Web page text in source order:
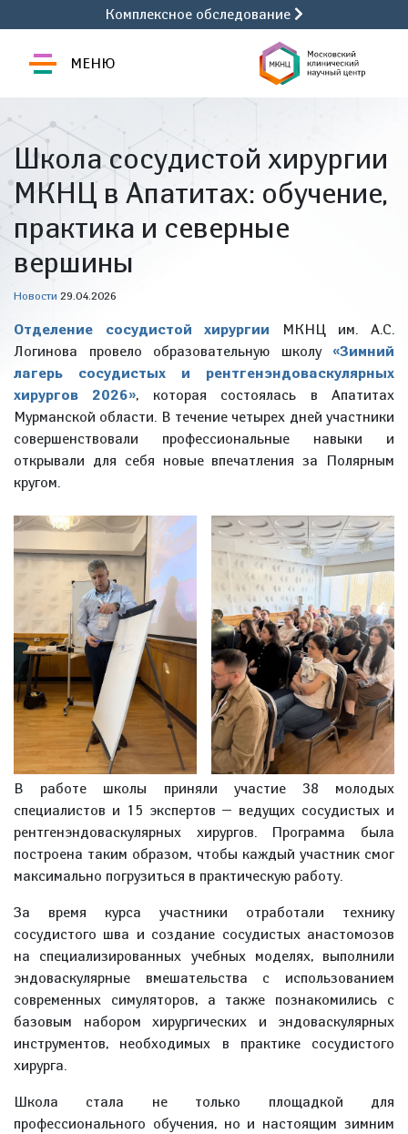
Комплексное обследование
МЕНЮ
Школа сосудистой хирургии
МКНЦ в Апатитах: обучение,
практика и северные
вершины
Новости 29.04.2026
Отделение сосудистой хирургии МКНЦ им. А.С.
Логинова провело образовательную школу «Зимний
лагерь сосудистых и рентгенэндоваскулярных
хирургов 2026», которая состоялась в Апатитах
Мурманской области. В течение четырех дней участники
совершенствовали профессиональные навыки и
открывали для себя новые впечатления за Полярным
кругом.
В работе школы приняли участие 38 молодых
специалистов и 15 экспертов — ведущих сосудистых и
рентгенэндоваскулярных хирургов. Программа была
построена таким образом, чтобы каждый участник смог
максимально погрузиться в практическую работу.
За время курса участники отработали технику
сосудистого шва и создание сосудистых анастомозов
на специализированных учебных моделях, выполнили
эндоваскулярные вмешательства с использованием
современных симуляторов, а также познакомились с
базовым набором хирургических и эндоваскулярных
инструментов, необходимых в практике сосудистого
хирурга.
Школа стала не только площадкой для
профессионального обучения, но и настоящим зимним